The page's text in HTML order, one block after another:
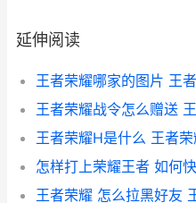
延伸阅读
王者荣耀哪家的图片 王
王者荣耀H是什么 王者
怎样打上荣耀王者 如何
王者荣耀 怎么拉黑好友